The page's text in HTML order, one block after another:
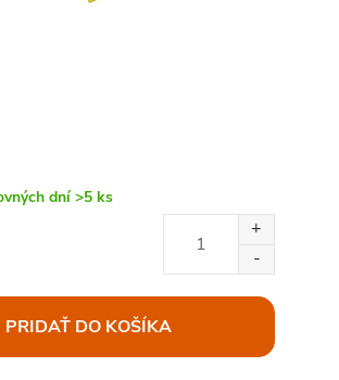
dní >5 ks
PRIDAŤ DO KOŠÍKA